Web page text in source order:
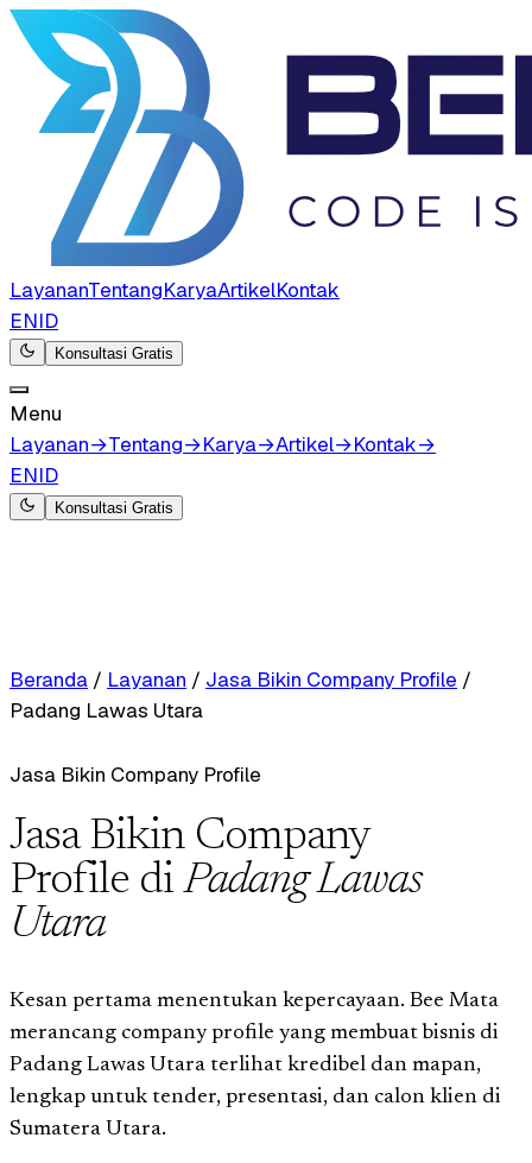
LayananTentangKaryaArtikelKontak
ENID
Konsultasi Gratis
Menu
Layanan→Tentang→Karya→Artikel→Kontak→
ENID
Konsultasi Gratis
Beranda / Layanan / Jasa Bikin Company Profile /
Padang Lawas Utara
Jasa Bikin Company Profile
Jasa Bikin Company
Profile diPadang Lawas
Utara
Kesan pertama menentukan kepercayaan. Bee Mata
merancang company profile yang membuat bisnis di
Padang Lawas Utara terlihat kredibel dan mapan,
lengkap untuk tender, presentasi, dan calon klien di
Sumatera Utara.